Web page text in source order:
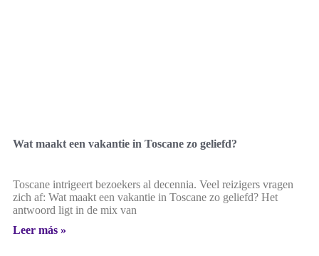
Wat maakt een vakantie in Toscane zo geliefd?
Toscane intrigeert bezoekers al decennia. Veel reizigers vragen
zich af: Wat maakt een vakantie in Toscane zo geliefd? Het
antwoord ligt in de mix van
Leer más »